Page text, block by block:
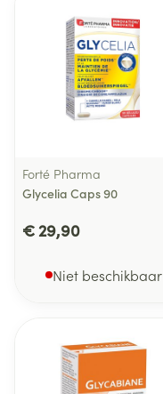
Forté Pharma
Glycelia Caps 90
€ 29,90
Niet beschikbaar